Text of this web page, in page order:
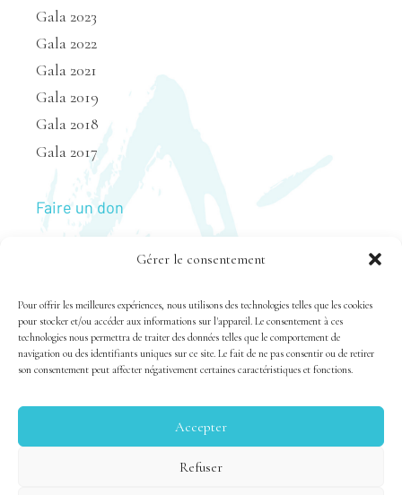
Gérer le consentement
Pour offrir les meilleures expériences, nous utilisons des technologies telles que les cookies
pour stocker et/ou accéder aux informations sur l'appareil. Le consentement à ces
technologies nous permettra de traiter des données telles que le comportement de
navigation ou des identifiants uniques sur ce site. Le fait de ne pas consentir ou de retirer
son consentement peut affecter négativement certaines caractéristiques et fonctions.
Accepter
Refuser
Gala 2023
Gala 2022
Gala 2021
Gala 2019
Gala 2018
Gala 2017
Faire un don
Tous droits réservés 1983-2020 FSAL /